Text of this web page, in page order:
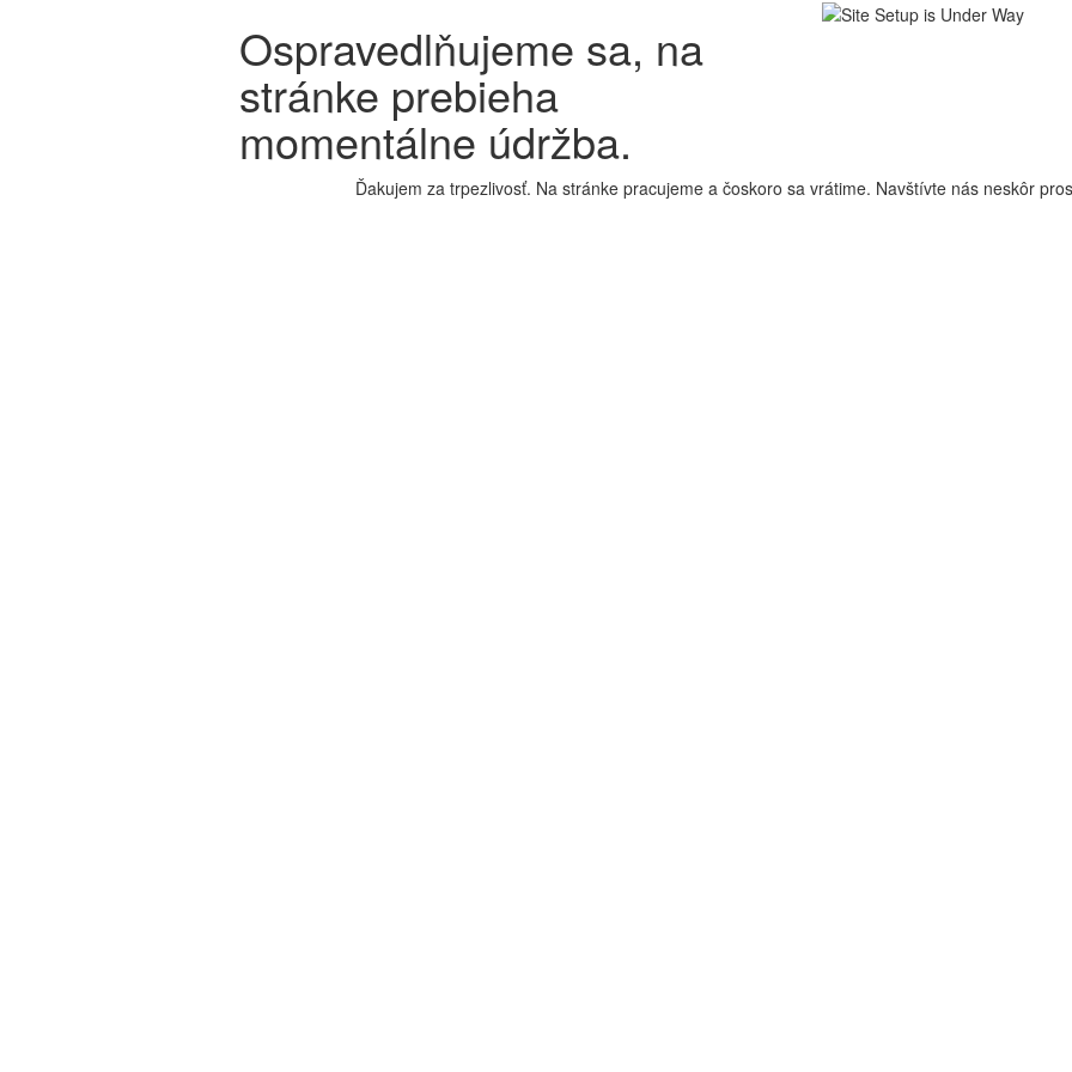
Ospravedlňujeme sa, na
stránke prebieha
momentálne údržba.
Ďakujem za trpezlivosť. Na stránke pracujeme a čoskoro sa vrátime. Navštívte nás neskôr